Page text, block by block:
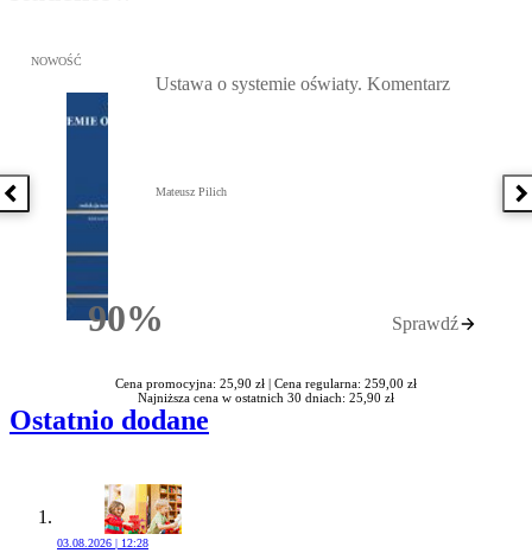
Poprzednia książka
Przejdź do: Ustawa o systemie oświaty. Komentarz, Mateusz
NOWOŚĆ
90%Rabatu
Ustawa o systemie oświaty. Komentarz
Mateusz Pilich
Sprawdź
Cena promocyjna: 25,90 zł | Cena regularna: 259,00 zł
Najniższa cena w ostatnich 30 dniach: 25,90 zł
Ostatnio dodane
03.08.2026 | 12:28